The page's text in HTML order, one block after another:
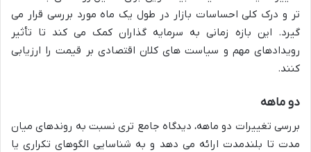
تر و درک کلی احساسات بازار در طول یک ماه مورد بررسی قرار می
گیرد. این بازه زمانی به سرمایه گذاران کمک می کند تا تأثیر
رویدادهای مهم و سیاست های کلان اقتصادی بر قیمت را ارزیابی
کنند.
دو ماهه
بررسی تغییرات دو ماهه، دیدگاه جامع تری نسبت به روندهای میان
مدت تا بلندمدت ارائه می دهد و به شناسایی الگوهای تکراری یا